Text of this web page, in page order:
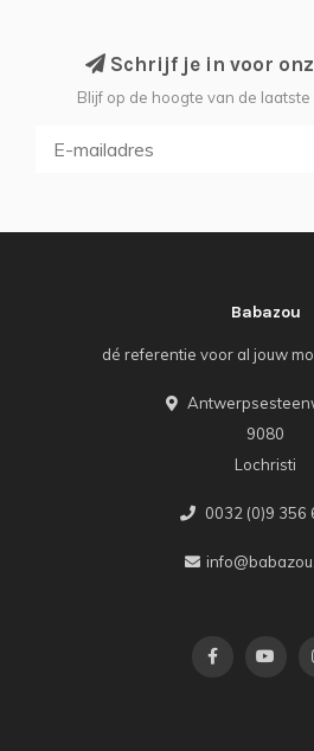
Schrijf je in voor
Blijf op de hoogte van de
Babazou
dé referentie voor al jouw
9080
Lochristi
0032 (0)9 356